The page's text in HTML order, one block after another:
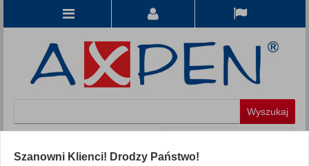
Szanowni Klienci! Drodzy Państwo!